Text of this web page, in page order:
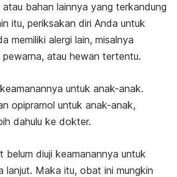
bahan lainnya yang terkandung
itu, periksakan diri Anda untuk
memiliki alergi lain, misalnya
atau hewan tertentu.
untuk anak-anak.
opipramol untuk anak-anak,
dahulu ke dokter.
belum diuji keamanannya untuk
lanjut. Maka itu, obat ini mungkin